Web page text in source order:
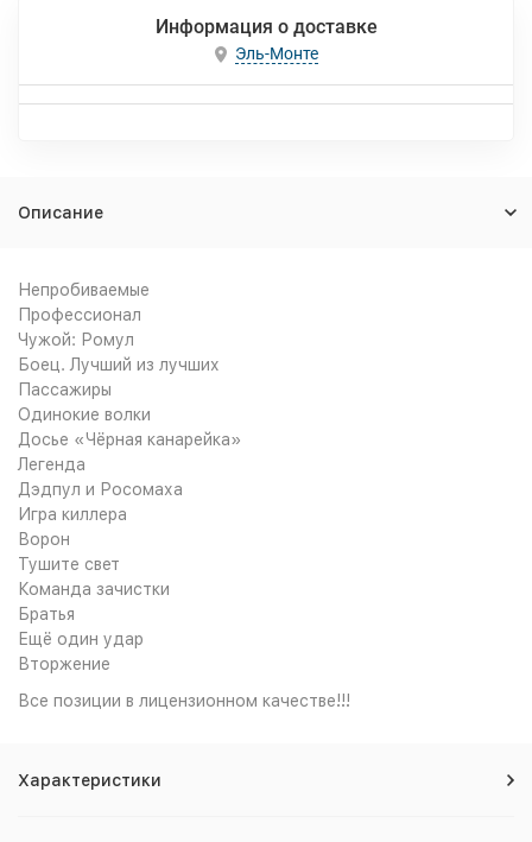
Информация о доставке
Эль-Монте
Описание
Непробиваемые
Профессионал
Чужой: Ромул
Боец. Лучший из лучших
Пассажиры
Одинокие волки
Досье «Чёрная канарейка»
Легенда
Дэдпул и Росомаха
Игра киллера
Ворон
Тушите свет
Команда зачистки
Братья
Ещё один удар
Вторжение
Все позиции в лицензионном качестве!!!
Характеристики